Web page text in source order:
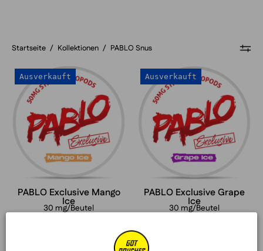
Startseite / Kollektionen / PABLO Snus
PABLO
Exclusive
Mango
Ice
Ausverkauft
PABLO Exclusive Mango
Ice
30 mg/Beutel
PABLO
Exclusive
Grape
Ice
Ausverkauft
PABLO Exclusive Grape
Ice
30 mg/Beutel
€49,10 | 10 Einheiten